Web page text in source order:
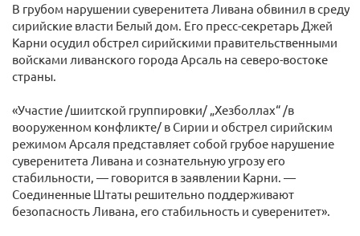
В грубом нарушении суверенитета Ливана обвинил в среду
сирийские власти Белый дом. Его пресс-секретарь Джей
Карни осудил обстрел сирийскими правительственными
войсками ливанского города Арсаль на северо-востоке
страны.
«Участие /шиитской группировки/ „Хезболлах“ /в
вооруженном конфликте/ в Сирии и обстрел сирийским
режимом Арсаля представляет собой грубое нарушение
суверенитета Ливана и сознательную угрозу его
стабильности, — говорится в заявлении Карни. —
Соединенные Штаты решительно поддерживают
безопасность Ливана, его стабильность и суверенитет».